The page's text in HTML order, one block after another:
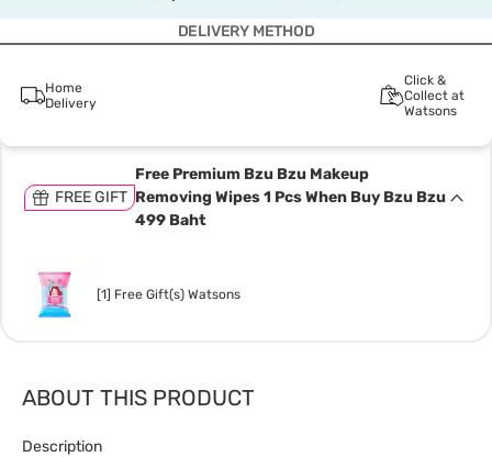
DELIVERY METHOD
Home
Delivery
Click &
Collect at
Watsons
FREE GIFT
Free Premium Bzu Bzu Makeup
Removing Wipes 1 Pcs When Buy Bzu Bzu
499 Baht
[1] Free Gift(s) Watsons
ABOUT THIS PRODUCT
Description